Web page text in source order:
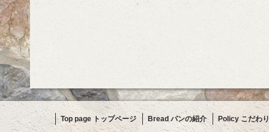
Top page トップページ Bread パンの紹介 Policy こだわ